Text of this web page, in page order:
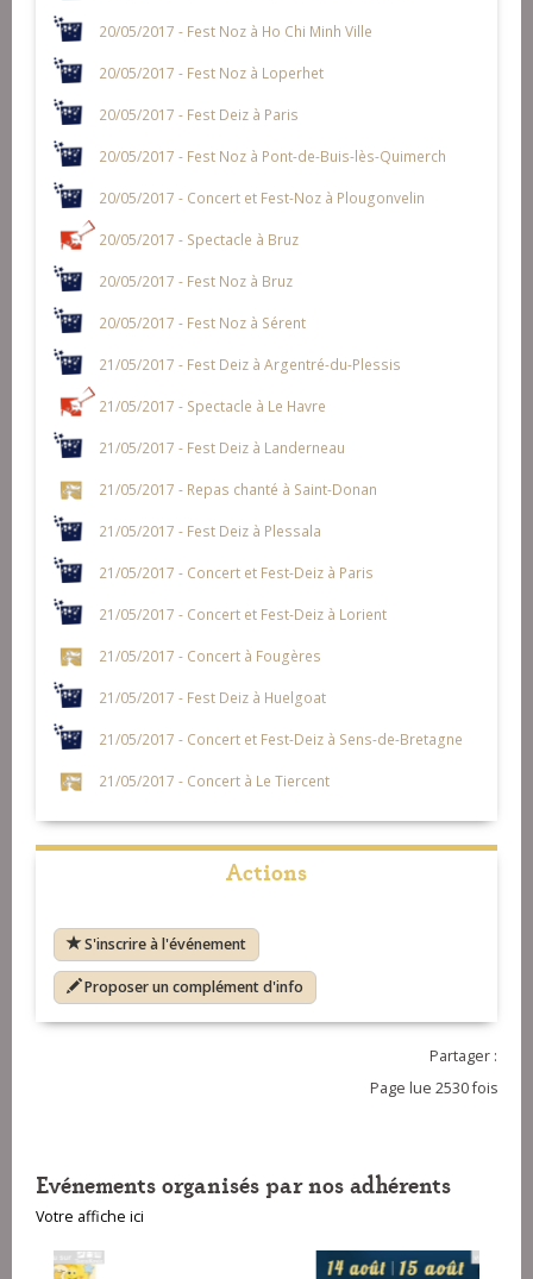
20/05/2017 - Fest Noz à Ho Chi Minh Ville
20/05/2017 - Fest Noz à Loperhet
20/05/2017 - Fest Deiz à Paris
20/05/2017 - Fest Noz à Pont-de-Buis-lès-Quimerch
20/05/2017 - Concert et Fest-Noz à Plougonvelin
20/05/2017 - Spectacle à Bruz
20/05/2017 - Fest Noz à Bruz
20/05/2017 - Fest Noz à Sérent
21/05/2017 - Fest Deiz à Argentré-du-Plessis
21/05/2017 - Spectacle à Le Havre
21/05/2017 - Fest Deiz à Landerneau
21/05/2017 - Repas chanté à Saint-Donan
21/05/2017 - Fest Deiz à Plessala
21/05/2017 - Concert et Fest-Deiz à Paris
21/05/2017 - Concert et Fest-Deiz à Lorient
21/05/2017 - Concert à Fougères
21/05/2017 - Fest Deiz à Huelgoat
21/05/2017 - Concert et Fest-Deiz à Sens-de-Bretagne
21/05/2017 - Concert à Le Tiercent
Actions
S'inscrire à l'événement
Proposer un complément d'info
Partager :
Page lue 2530 fois
Evénements organisés par nos adhérents
Votre affiche ici